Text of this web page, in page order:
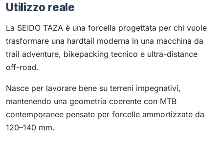
Utilizzo reale
La SEIDO TAZA è una forcella progettata per chi vuole
trasformare una hardtail moderna in una macchina da
trail adventure, bikepacking tecnico e ultra-distance
off-road.
Nasce per lavorare bene su terreni impegnativi,
mantenendo una geometria coerente con MTB
contemporanee pensate per forcelle ammortizzate da
120–140 mm.